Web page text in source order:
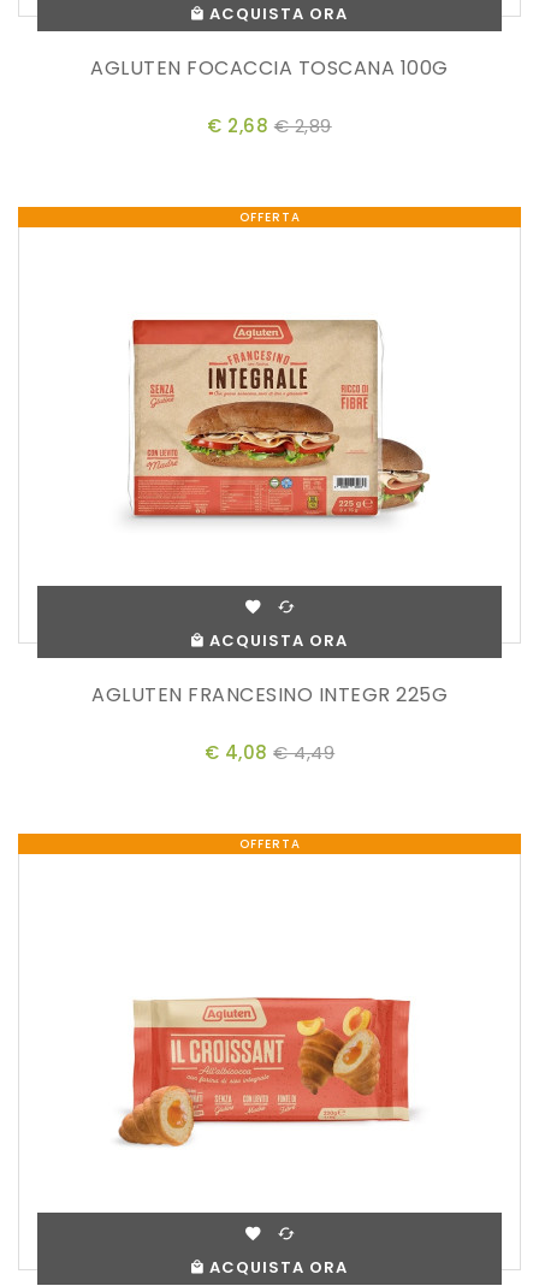
ACQUISTA ORA
AGLUTEN FOCACCIA TOSCANA 100G
€ 2,68 € 2,89
OFFERTA
ACQUISTA ORA
AGLUTEN FRANCESINO INTEGR 225G
€ 4,08 € 4,49
OFFERTA
ACQUISTA ORA